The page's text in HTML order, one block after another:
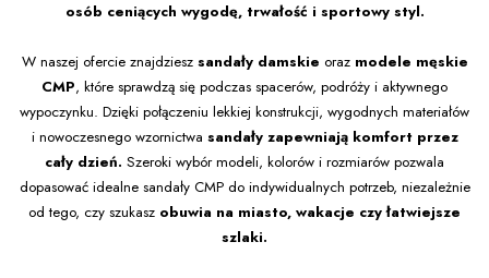
osób ceniących wygodę, trwałość i sportowy styl.
W naszej ofercie znajdziesz sandały damskie oraz modele męskie
CMP, które sprawdzą się podczas spacerów, podróży i aktywnego
wypoczynku. Dzięki połączeniu lekkiej konstrukcji, wygodnych materiałów
i nowoczesnego wzornictwa sandały zapewniają komfort przez
cały dzień. Szeroki wybór modeli, kolorów i rozmiarów pozwala
dopasować idealne sandały CMP do indywidualnych potrzeb, niezależnie
od tego, czy szukasz obuwia na miasto, wakacje czy łatwiejsze
szlaki.